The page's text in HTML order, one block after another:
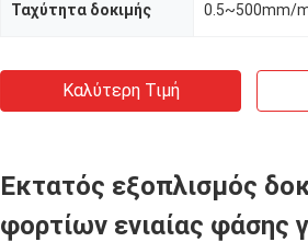
Ταχύτητα δοκιμής 0.5~500mm/
Καλύτερη Τιμή
Εκτατός εξοπλισμός
φορτίων ενιαίας φάσης